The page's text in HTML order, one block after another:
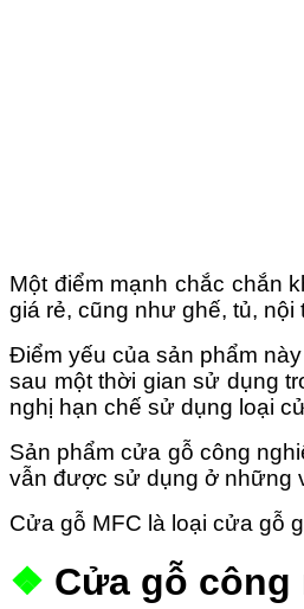
Một điểm mạnh chắc chắn
giá rẻ, cũng như ghế, tủ, nội
Điểm yếu của sản phẩm
sau một thời gian sử dụng
nghị hạn chế sử dụng loại
Sản phẩm cửa gỗ công
vẫn được sử dụng ở những
Cửa gỗ MFC là loại cửa gỗ
❖ Cửa gỗ